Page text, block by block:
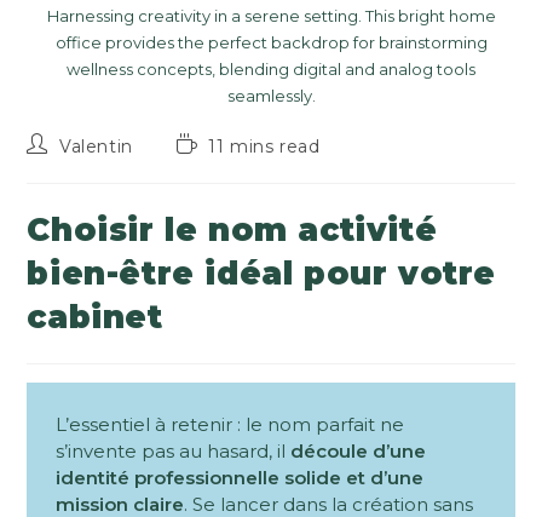
Harnessing creativity in a serene setting. This bright home
office provides the perfect backdrop for brainstorming
wellness concepts, blending digital and analog tools
seamlessly.
Valentin 11 mins read
Choisir le nom activité
bien-être idéal pour votre
cabinet
L’essentiel à retenir : le nom parfait ne
s’invente pas au hasard, il découle d’une
identité professionnelle solide et d’une
mission claire. Se lancer dans la création sans